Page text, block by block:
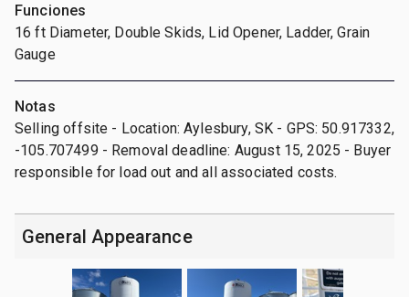
Funciones
16 ft Diameter, Double Skids, Lid Opener, Ladder, Grain
Gauge
Notas
Selling offsite - Location: Aylesbury, SK - GPS: 50.917332,
-105.707499 - Removal deadline: August 15, 2025 - Buyer
responsible for load out and all associated costs.
General Appearance